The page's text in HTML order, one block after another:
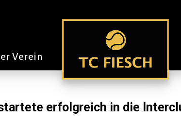
Verein
in Zermatt der
erfolgreich in die